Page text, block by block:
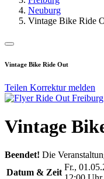
Neuburg
Vintage Bike Ride
Vintage Bike Ride Out
Teilen Korrektur melden
Vintage
Beendet! Die
Datum & Zeit
Fr.,